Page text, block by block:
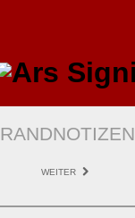
RANDNOTIZEN
WEITER